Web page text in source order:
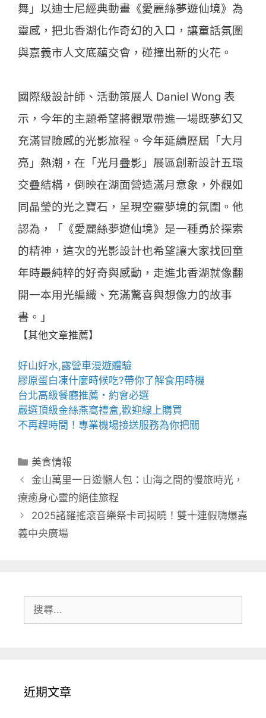
舞」以迪士尼經典動畫《愛麗絲夢遊仙境》為
靈感，把北香湖化作奇幻的入口，讓童話氛圍
與嘉義市人文底蘊交會，碰撞出新的火花。
國際級設計師、活動策展人 Daniel Wong 表
示，今年的主題希望將觀眾帶進一場既夢幻又
充滿冒險感的光影旅程。今年延續歷屆「大月
亮」熱潮，在「光月疊影」展區創新設計五環
交疊結構，倒映在湖面營造滿月意象，外觀如
同晶瑩的光之寶石，呈現空靈夢境的氛圍。他
認為，「《愛麗絲夢遊仙境》是一種勇於探索
的精神，這次的光影設計也希望讓大家找回童
年時最純粹的好奇與感動，走進北香湖就像翻
開一本用光編織、充滿驚喜與想像力的故事
書。」
【其他文章推薦】
好山好水,露營車漫遊體驗
膠原蛋白凍什麼時候吃?帶你了解食用時機
台北高級餐廳推薦・約會必選
嚴選頂級金絲燕窩禮盒,歡迎線上購買
不再趕時間！專業機場接送服務為你把關
分
類
美食情報
金山萬里一日遊懶人包：山海之間的慢旅時光，
療癒身心靈的絕佳旅程
2025諸羅搖滾音樂祭卡司揭曉！雙十連假嗨爆嘉
義中央廣場
尋:
近期文章